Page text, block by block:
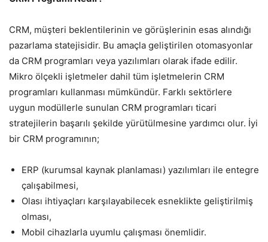
CRM, müşteri beklentilerinin ve görüşlerinin esas alındığı
pazarlama statejisidir. Bu amaçla geliştirilen otomasyonlar
da CRM programları veya yazılımları olarak ifade edilir.
Mikro ölçekli işletmeler dahil tüm işletmelerin CRM
programları kullanması mümkündür. Farklı sektörlere
uygun modüllerle sunulan CRM programları ticari
stratejilerin başarılı şekilde yürütülmesine yardımcı olur. İyi
bir CRM programının;
ERP (kurumsal kaynak planlaması) yazılımları ile entegre
çalışabilmesi,
Olası ihtiyaçları karşılayabilecek esneklikte geliştirilmiş
olması,
Mobil cihazlarla uyumlu çalışması önemlidir.